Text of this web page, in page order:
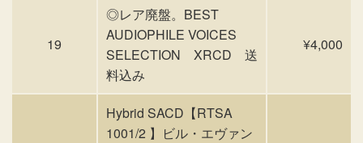
19
◎レア廃盤。BEST
AUDIOPHILE VOICES
SELECTION XRCD 送
料込み
¥4,000
Hybrid SACD【RTSA
1001/2 】ビル・エヴァン